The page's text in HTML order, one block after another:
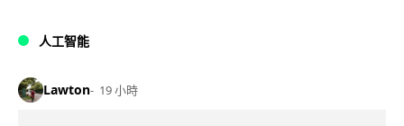
人工智能
Lawton 19 小時